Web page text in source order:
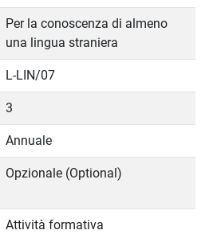
Per la conoscenza di almeno
una lingua straniera
L-LIN/07
3
Annuale
Opzionale (Optional)
Attività formativa